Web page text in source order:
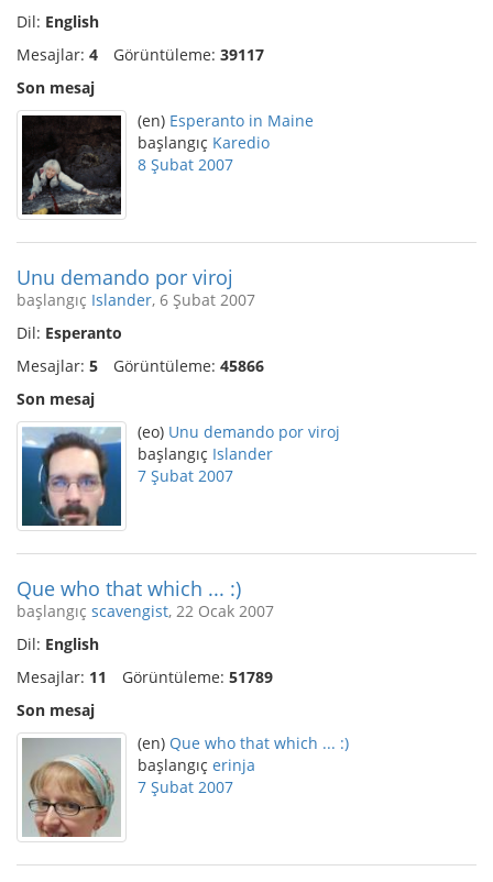
Dil: English
Mesajlar: 4 Görüntüleme: 39117
Son mesaj
(en) Esperanto in Maine
başlangıç Karedio
8 Şubat 2007
Unu demando por viroj
başlangıç Islander, 6 Şubat 2007
Dil: Esperanto
Mesajlar: 5 Görüntüleme: 45866
Son mesaj
(eo) Unu demando por viroj
başlangıç Islander
7 Şubat 2007
Que who that which ... :)
başlangıç scavengist, 22 Ocak 2007
Dil: English
Mesajlar: 11 Görüntüleme: 51789
Son mesaj
(en) Que who that which ... :)
başlangıç erinja
7 Şubat 2007